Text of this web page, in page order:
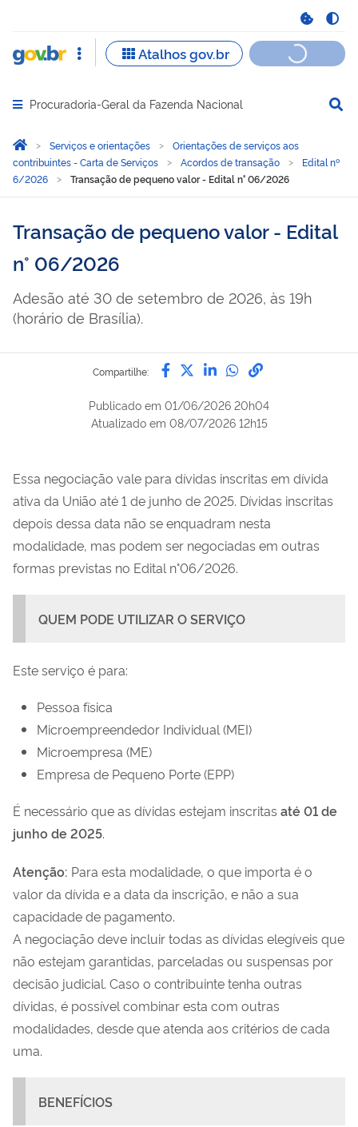
Abrir menu principal de navegação
Procuradoria-Geral da Fazenda Nacional
Você está aqui:
Página Inicial
Serviços e orientações
Orientações de serviços aos
contribuintes - Carta de Serviços
Acordos de transação
Edital nº
6/2026
Transação de pequeno valor - Edital n° 06/2026
Transação de pequeno valor - Edital
n° 06/2026
Adesão até 30 de setembro de 2026, às 19h
(horário de Brasília).
Compartilhe: Compartilhe por Facebook
Compartilhe por Twitter
Compartilhe por
Compartilhe
link para
Publicado em 01/06/2026 20h04
Atualizado em 08/07/2026 12h15
Essa negociação vale para dívidas inscritas em dívida
ativa da União até 1 de junho de 2025. Dívidas inscritas
depois dessa data não se enquadram nesta
modalidade, mas podem ser negociadas em outras
formas previstas no Edital n°06/2026.
QUEM PODE UTILIZAR O SERVIÇO
Este serviço é para:
Pessoa física
Microempreendedor Individual (MEI)
Microempresa (ME)
Empresa de Pequeno Porte (EPP)
É necessário que as dívidas estejam inscritas até 01 de
junho de 2025.
Atenção: Para esta modalidade, o que importa é o
valor da dívida e a data da inscrição, e não a sua
capacidade de pagamento.
A negociação deve incluir todas as dívidas elegíveis que
não estejam garantidas, parceladas ou suspensas por
decisão judicial. Caso o contribuinte tenha outras
dívidas, é possível combinar esta com outras
modalidades, desde que atenda aos critérios de cada
uma.
BENEFÍCIOS